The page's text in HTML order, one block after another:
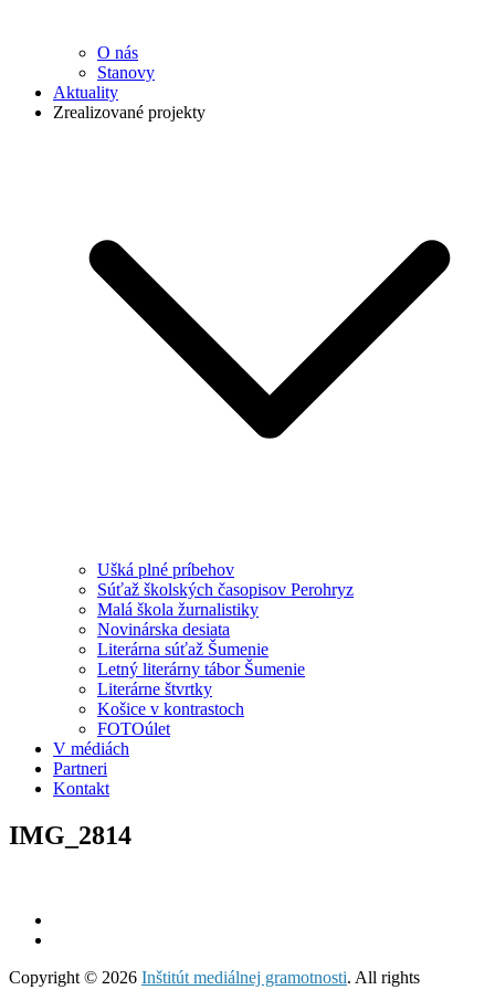
O nás
Stanovy
Aktuality
Zrealizované projekty
Ušká plné príbehov
Súťaž školských časopisov Perohryz
Malá škola žurnalistiky
Novinárska desiata
Literárna súťaž Šumenie
Letný literárny tábor Šumenie
Literárne štvrtky
Košice v kontrastoch
FOTOúlet
V médiách
Partneri
Kontakt
IMG_2814
Copyright © 2026 Inštitút mediálnej gramotnosti. All rights